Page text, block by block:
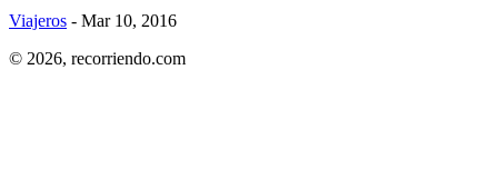
Viajeros - Mar 10, 2016
© 2026, recorriendo.com